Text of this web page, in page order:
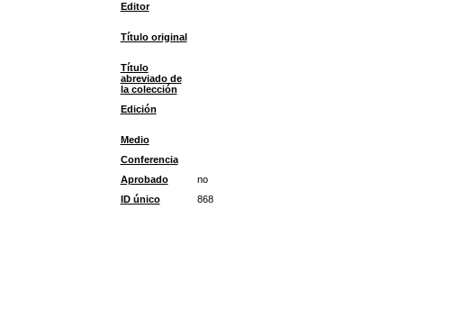
Editor
Título original
Título
abreviado de
la colección
Edición
Medio
Conferencia
Aprobado
no
ID único
868